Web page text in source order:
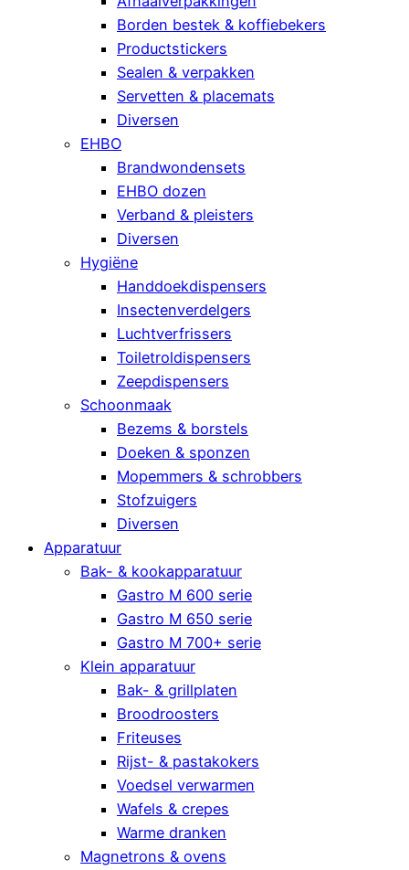
Borden bestek & koffiebekers
Productstickers
Sealen & verpakken
Servetten & placemats
Diversen
EHBO
Brandwondensets
EHBO dozen
Verband & pleisters
Diversen
Hygiëne
Handdoekdispensers
Insectenverdelgers
Luchtverfrissers
Toiletroldispensers
Zeepdispensers
Schoonmaak
Bezems & borstels
Doeken & sponzen
Mopemmers & schrobbers
Stofzuigers
Diversen
Apparatuur
Bak- & kookapparatuur
Gastro M 600 serie
Gastro M 650 serie
Gastro M 700+ serie
Klein apparatuur
Bak- & grillplaten
Broodroosters
Friteuses
Rijst- & pastakokers
Voedsel verwarmen
Wafels & crepes
Warme dranken
Magnetrons & ovens